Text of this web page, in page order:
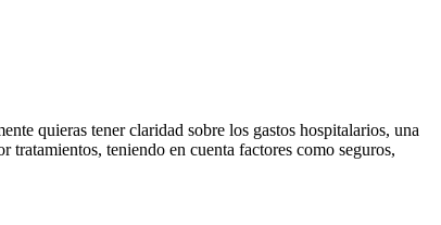
quieras tener claridad sobre los gastos hospitalarios, una
teniendo en cuenta factores como seguros,